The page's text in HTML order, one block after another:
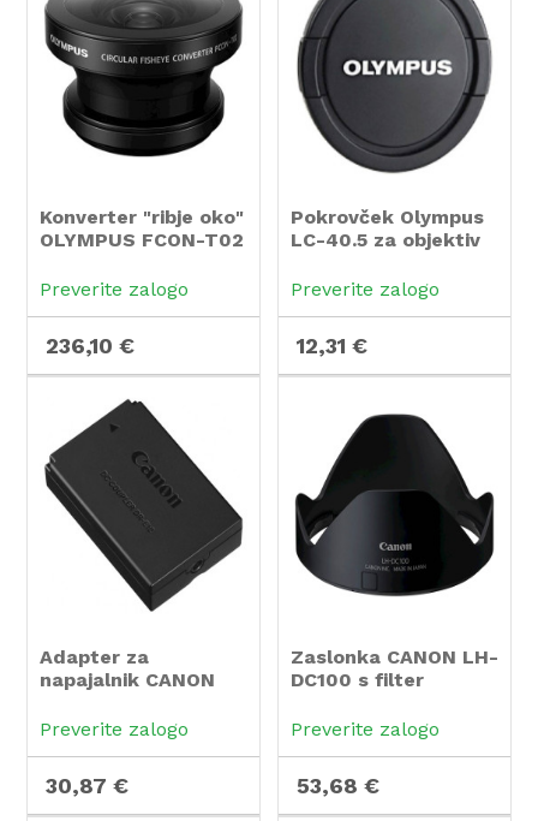
Konverter "ribje oko"
OLYMPUS FCON-T02
TG-4, TG-5, TG-6
Preverite zalogo
236,10 €
Pokrovček Olympus
LC-40.5 za objektiv
Preverite zalogo
12,31 €
Adapter za
napajalnik CANON
Preverite zalogo
30,87 €
Zaslonka CANON LH-
DC100 s filter
DC67B za G3X
Preverite zalogo
53,68 €